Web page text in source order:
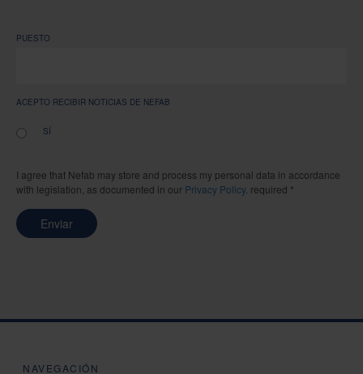
PUESTO
ACEPTO RECIBIR NOTICIAS DE NEFAB
SÍ
I agree that Nefab may store and process my personal data in accordance
with legislation, as documented in our Privacy Policy. required *
Enviar
NAVEGACIÓN